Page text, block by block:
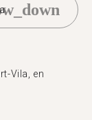
Vila, en